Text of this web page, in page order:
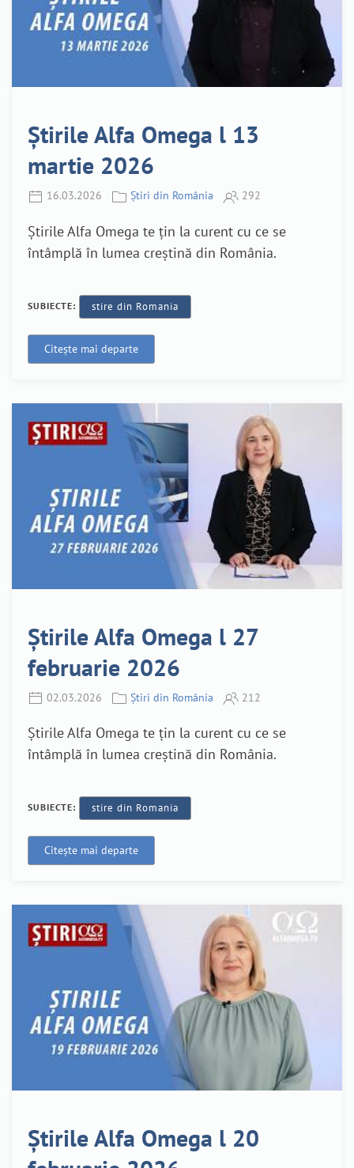
Știrile Alfa Omega l 13
martie 2026
16.03.2026 Știri din România 292
Știrile Alfa Omega te țin la curent cu ce se
întâmplă în lumea creștină din România.
SUBIECTE: stire din Romania
Citește mai departe
Știrile Alfa Omega l 27
februarie 2026
02.03.2026 Știri din România 212
Știrile Alfa Omega te țin la curent cu ce se
întâmplă în lumea creștină din România.
SUBIECTE: stire din Romania
Citește mai departe
Știrile Alfa Omega l 20